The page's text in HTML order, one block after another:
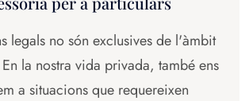
legals no són exclusives de l'àmbit
la nostra vida privada, també ens
a situacions que requereixen